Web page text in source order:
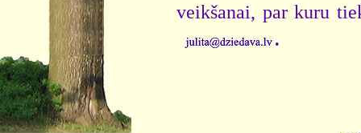
veikšanai, par kuru
.